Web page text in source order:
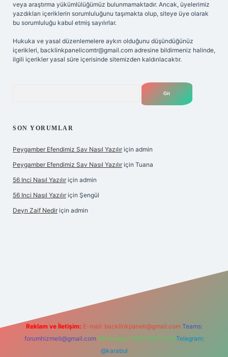
veya araştırma yükümlülüğümüz bulunmamaktadır. Ancak, üyelerimiz
yazdıkları içeriklerin sorumluluğunu taşımakta olup, siteye üye olarak
bu sorumluluğu kabul etmiş sayılırlar.
Hukuka ve yasal düzenlemelere aykırı olduğunu düşündüğünüz
içerikleri, backlinkpanelicomtr@gmail.com adresine bildirmeniz halinde,
ilgili içerikler yasal süre içerisinde sitemizden kaldırılacaktır.
SON YORUMLAR
Peygamber Efendimiz Sav Nasıl Yazılır için admin
Peygamber Efendimiz Sav Nasıl Yazılır için Tuana
56 Inci Nasıl Yazılır için admin
56 Inci Nasıl Yazılır için Şengül
Deyn Zaif Nedir için admin
Reklam ve İletişim: E-mail: backlinkpaneli@gmail.com Teams:
forumhizmeti@gmail.com Whatsapp: 0262 606 0 726 Telegram:
@karabul